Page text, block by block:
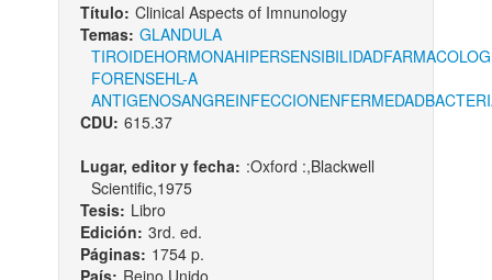
Título: Clinical Aspects of Imnunology
Temas: GLANDULA
TIROIDEHORMONAHIPERSENSIBILIDAD
FORENSEHL-A
ANTIGENOSANGREINFECCIONENFERMEDAD
CDU: 615.37
Lugar, editor y fecha: :Oxford :,Blackwell
Scientific,1975
Tesis: Libro
Edición: 3rd. ed.
Páginas: 1754 p.
País: Reino Unido